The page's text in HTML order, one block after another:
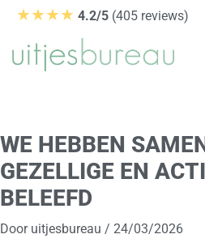
de
★★★★ 4.2/5 (405 reviews)
WE HEBBEN
GEZELLIGE EN
BELEEFD
Door uitjesbureau / 24/03/2026